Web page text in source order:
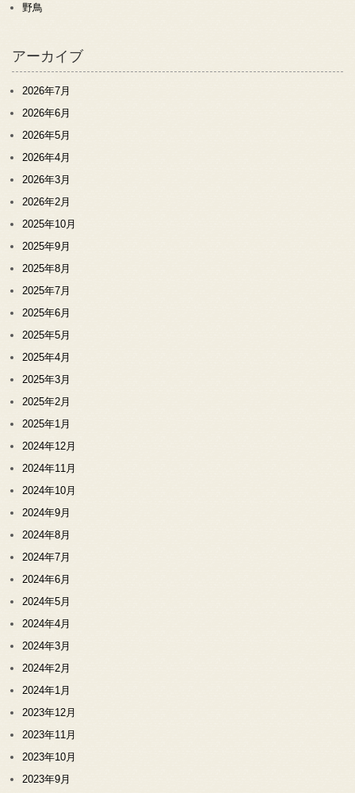
野鳥
アーカイブ
2026年7月
2026年6月
2026年5月
2026年4月
2026年3月
2026年2月
2025年10月
2025年9月
2025年8月
2025年7月
2025年6月
2025年5月
2025年4月
2025年3月
2025年2月
2025年1月
2024年12月
2024年11月
2024年10月
2024年9月
2024年8月
2024年7月
2024年6月
2024年5月
2024年4月
2024年3月
2024年2月
2024年1月
2023年12月
2023年11月
2023年10月
2023年9月